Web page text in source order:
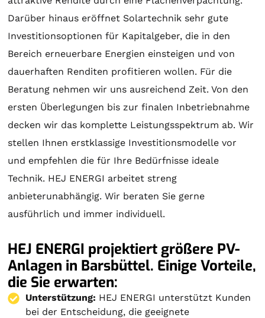
Darüber hinaus eröffnet Solartechnik sehr gute
Investitionsoptionen für Kapitalgeber, die in den
Bereich erneuerbare Energien einsteigen und von
dauerhaften Renditen profitieren wollen. Für die
Beratung nehmen wir uns ausreichend Zeit. Von den
ersten Überlegungen bis zur finalen Inbetriebnahme
decken wir das komplette Leistungsspektrum ab. Wir
stellen Ihnen erstklassige Investitionsmodelle vor
und empfehlen die für Ihre Bedürfnisse ideale
Technik. HEJ ENERGI arbeitet streng
anbieterunabhängig. Wir beraten Sie gerne
ausführlich und immer individuell.
HEJ ENERGI projektiert größere PV-
Anlagen in Barsbüttel. Einige Vorteile,
die Sie erwarten:
Unterstützung: HEJ ENERGI unterstützt Kunden
bei der Entscheidung, die geeignete